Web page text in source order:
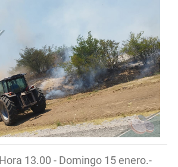
13.00 - Domingo 15 enero.-